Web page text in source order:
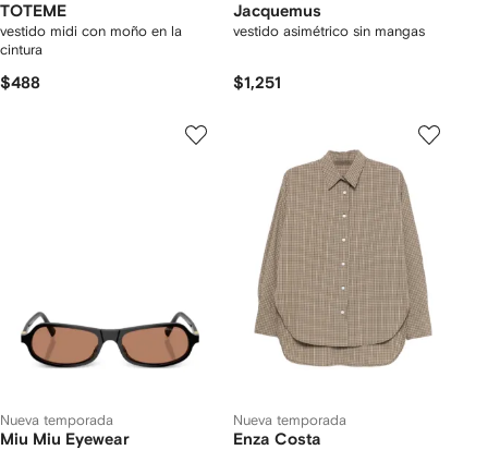
TOTEME
vestido midi con moño en la
cintura
$488
Jacquemus
vestido asimétrico sin mangas
$1,251
Nueva temporada
Miu Miu Eyewear
Nueva temporada
Enza Costa